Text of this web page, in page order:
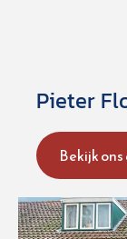
Pieter
Bekijk